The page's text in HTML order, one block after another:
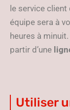
le service
équipe sera à
heures à
partir d’une
Utiliser